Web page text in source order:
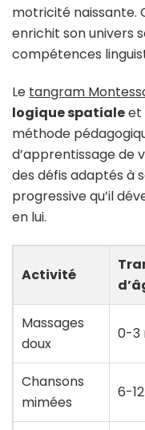
motricité naissante.
enrichit son univers
compétences
Le tangram
logique spatialeet
méthode
d’apprentissage de
des défis adaptés à
progressive qu’il
en lui.
Activité
Massages
doux
0-3
Chansons
mimées
6-